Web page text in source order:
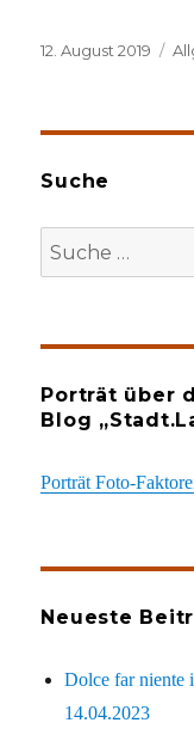
Veröffentlicht
12. August 2019
Suche
Suche
nach:
Porträt über
Blog
Porträt Foto-
Neueste
Dolce far niente
14.04.2023